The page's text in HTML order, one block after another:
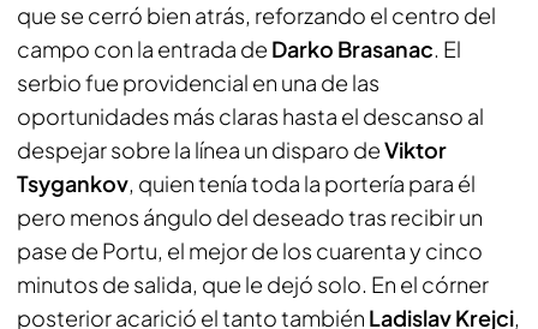
que se cerró bien atrás, reforzando el centro del
campo con la entrada de Darko Brasanac. El
serbio fue providencial en una de las
oportunidades más claras hasta el descanso al
despejar sobre la línea un disparo deViktor
Tsygankov, quien tenía toda la portería para él
pero menos ángulo del deseado tras recibir un
pase de Portu, el mejor de los cuarenta y cinco
minutos de salida, que le dejó solo. En el córner
posterior acarició el tanto también Ladislav Krejci,